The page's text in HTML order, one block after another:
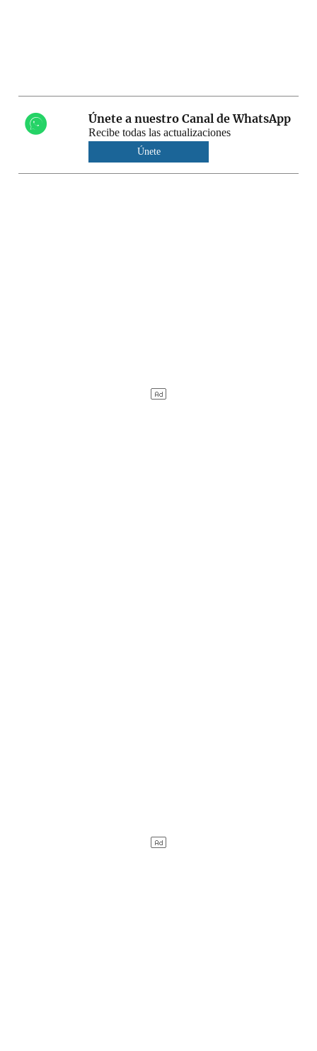
Únete a nuestro Canal de WhatsApp
Recibe todas las actualizaciones
Únete